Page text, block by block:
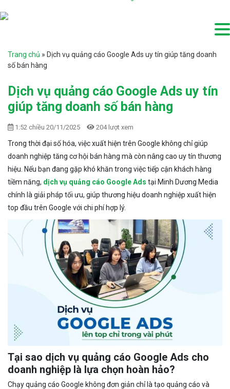
Trang chủ » Dịch vụ quảng cáo Google Ads uy tín giúp tăng doanh
số bán hàng
Dịch vụ quảng cáo Google Ads uy tín
giúp tăng doanh số bán hàng
1:52 chiều 20/11/2025 204 lượt xem
Trong thời đại số hóa, việc xuất hiện trên Google không chỉ giúp
doanh nghiệp tăng cơ hội bán hàng mà còn nâng cao uy tín thương
hiệu. Nếu bạn đang gặp khó khăn trong việc tiếp cận khách hàng
tiềm năng, dịch vụ quảng cáo Google Ads tại Minh Dương Media
chính là giải pháp tối ưu, giúp thương hiệu doanh nghiệp xuất hiện
top đầu trên Google với chi phí hợp lý.
Tại sao dịch vụ quảng cáo Google Ads cho
doanh nghiệp là lựa chọn hoàn hảo?
Chạy quảng cáo Google không đơn giản chỉ là tạo quảng cáo và